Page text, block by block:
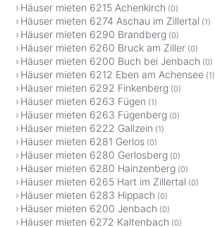
Häuser mieten 6215 Achenkirch (0)
Häuser mieten 6274 Aschau im Zillertal (1)
Häuser mieten 6290 Brandberg (0)
Häuser mieten 6260 Bruck am Ziller (0)
Häuser mieten 6200 Buch bei Jenbach (0)
Häuser mieten 6212 Eben am Achensee (1)
Häuser mieten 6292 Finkenberg (0)
Häuser mieten 6263 Fügen (1)
Häuser mieten 6263 Fügenberg (0)
Häuser mieten 6222 Gallzein (1)
Häuser mieten 6281 Gerlos (0)
Häuser mieten 6280 Gerlosberg (0)
Häuser mieten 6280 Hainzenberg (0)
Häuser mieten 6265 Hart im Zillertal (0)
Häuser mieten 6283 Hippach (0)
Häuser mieten 6200 Jenbach (0)
Häuser mieten 6272 Kaltenbach (0)